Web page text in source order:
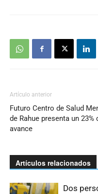
Artículo anterior
Futuro Centro de Salud
de Rahue presenta un 23%
avance
Artículos relacionados
Dos